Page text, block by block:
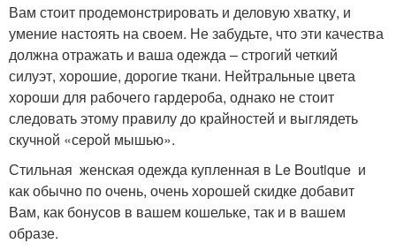
Вам стоит продемонстрировать и деловую хватку, и
умение настоять на своем. Не забудьте, что эти качества
должна отражать и ваша одежда – строгий четкий
силуэт, хорошие, дорогие ткани. Нейтральные цвета
хороши для рабочего гардероба, однако не стоит
следовать этому правилу до крайностей и выглядеть
скучной «серой мышью».
Стильная женская одежда купленная в Le Boutique и
как обычно по очень, очень хорошей скидке добавит
Вам, как бонусов в вашем кошельке, так и в вашем
образе.